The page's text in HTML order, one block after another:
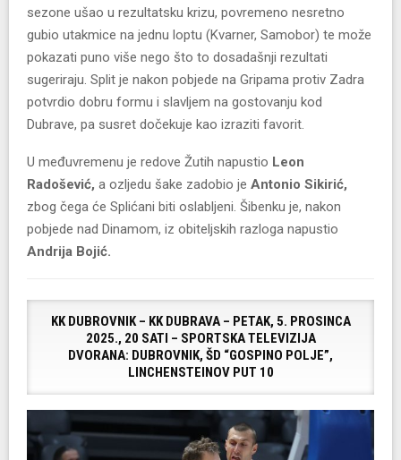
sezone ušao u rezultatsku krizu, povremeno nesretno
gubio utakmice na jednu loptu (Kvarner, Samobor) te može
pokazati puno više nego što to dosadašnji rezultati
sugeriraju. Split je nakon pobjede na Gripama protiv Zadra
potvrdio dobru formu i slavljem na gostovanju kod
Dubrave, pa susret dočekuje kao izraziti favorit.
U međuvremenu je redove Žutih napustio Leon
Radošević, a ozljedu šake zadobio je Antonio Sikirić,
zbog čega će Splićani biti oslabljeni. Šibenku je, nakon
pobjede nad Dinamom, iz obiteljskih razloga napustio
Andrija Bojić.
KK DUBROVNIK – KK DUBRAVA– PETAK, 5. PROSINCA
2025., 20 SATI – SPORTSKA TELEVIZIJA
DVORANA: DUBROVNIK, ŠD “GOSPINO POLJE”,
LINCHENSTEINOV PUT 10